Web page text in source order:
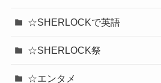
☆SHERLOCKで英語
☆SHERLOCK祭
☆エンタメ